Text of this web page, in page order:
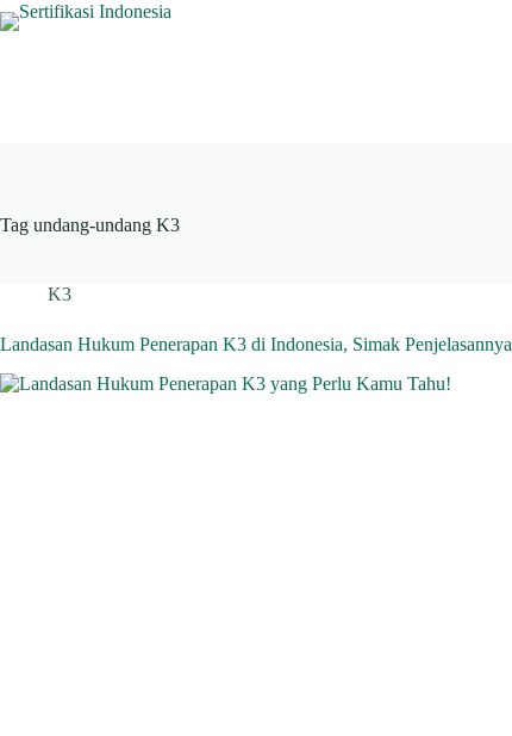
Skip
to
Tag undang-undang K3
K3
Landasan Hukum Penerapan K3 di Indonesia, Simak Penjelasannya